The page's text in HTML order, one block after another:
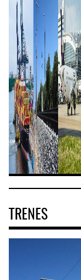
TRENES